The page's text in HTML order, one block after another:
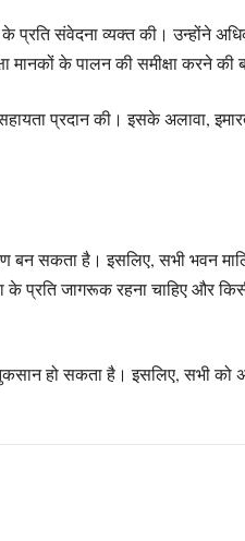
संवेदना व्यक्त की। उन्होंने
मानकों के पालन की समीक्षा करने की
प्रदान की। इसके अलावा,
सकता है। इसलिए, सभी भवन
प्रति जागरूक रहना चाहिए और
हो सकता है। इसलिए, सभी को